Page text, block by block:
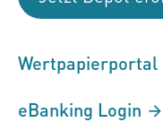
Wertpapierportal
eBanking Login